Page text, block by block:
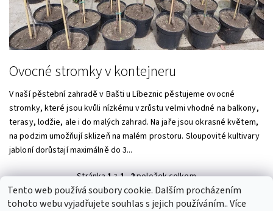
Ovocné stromky v kontejneru
V naší pěstební zahradě v Bašti u Líbeznic pěstujeme ovocné
stromky, které jsou kvůli nízkému vzrůstu velmi vhodné na balkony,
terasy, lodžie, ale i do malých zahrad. Na jaře jsou okrasné květem,
na podzim umožňují sklizeň na malém prostoru. Sloupovité kultivary
jabloní dorůstají maximálně do 3...
Stránka1z1-2položek celkem
Zelené střechy - ACRE spol. s r.o.
Tento web používá soubory cookie. Dalším procházením
tohoto webu vyjadřujete souhlas s jejich používáním.. Více